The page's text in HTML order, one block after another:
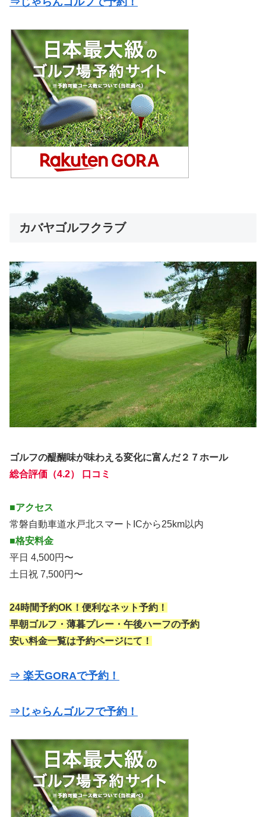
カバヤゴルフクラブ
ゴルフの醍醐味が味わえる変化に富んだ２７ホール
総合評価（4.2） 口コミ
■アクセス
常磐自動車道水戸北スマートICから25km以内
■格安料金
平日 4,500円〜
土日祝 7,500円〜
24時間予約OK！便利なネット予約！
早朝ゴルフ・薄暮プレー・午後ハーフの予約
安い料金一覧は予約ページにて！
⇒ 楽天GORAで予約！
⇒じゃらんゴルフで予約！